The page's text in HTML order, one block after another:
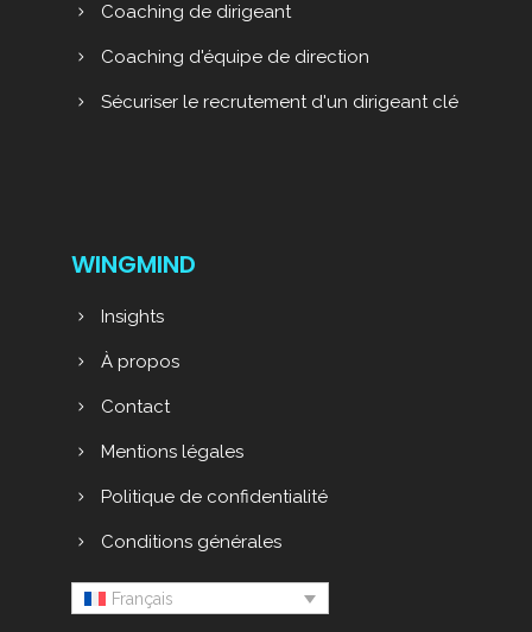
Coaching de dirigeant
Coaching d'équipe de direction
Sécuriser le recrutement d'un dirigeant clé
WINGMIND
Insights
À propos
Contact
Mentions légales
Politique de confidentialité
Conditions générales
Français